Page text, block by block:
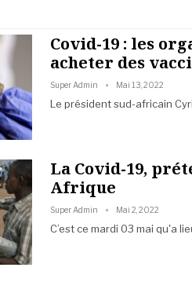
Covid-19 : les
acheter des
Super Admin Mai 13, 2022
Le président sud-africain
La Covid-19,
Afrique
Super Admin Mai 2, 2022
C’est ce mardi 03 mai qu'a